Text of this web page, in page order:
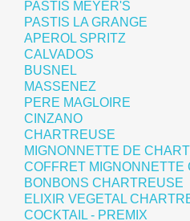
PASTIS MEYER'S
PASTIS LA GRANGE
APEROL SPRITZ
CALVADOS
BUSNEL
MASSENEZ
PERE MAGLOIRE
CINZANO
CHARTREUSE
MIGNONNETTE DE
COFFRET MIGNONNETTE
BONBONS CHARTREUSE
ELIXIR VEGETAL
COCKTAIL - PREMIX